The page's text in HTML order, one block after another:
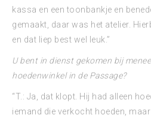
kassa en een toonbankje en
gemaakt, daar was het atelier.
en dat liep best wel leuk.”
U bent in dienst gekomen bij
hoedenwinkel in de Passage?
“T.: Ja, dat klopt. Hij had alleen
iemand die verkocht hoeden,